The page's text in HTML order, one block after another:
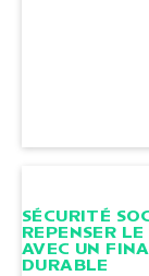
SÉCURITÉ
REPENSER
AVEC UN
DURABLE